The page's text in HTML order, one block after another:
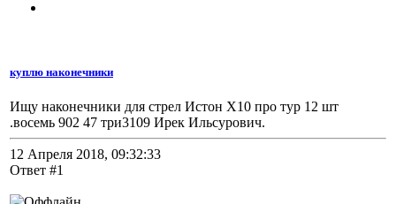
куплю наконечники
Ищу наконечники для стрел Истон Х10 про тур 12 шт
.восемь 902 47 три3109 Ирек Ильсурович.
12 Апреля 2018, 09:32:33
Ответ #1